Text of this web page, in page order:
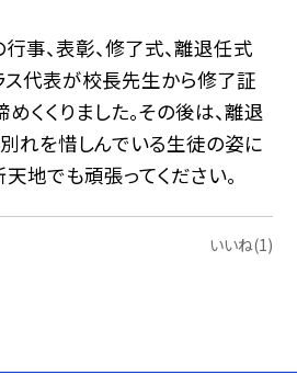
事、表彰、修了式、離退任式
ス代表が校長先生から修了証
くくりました。その後は、離退
れを惜しんでいる生徒の姿に
地でも頑張ってください。
いいね(1)